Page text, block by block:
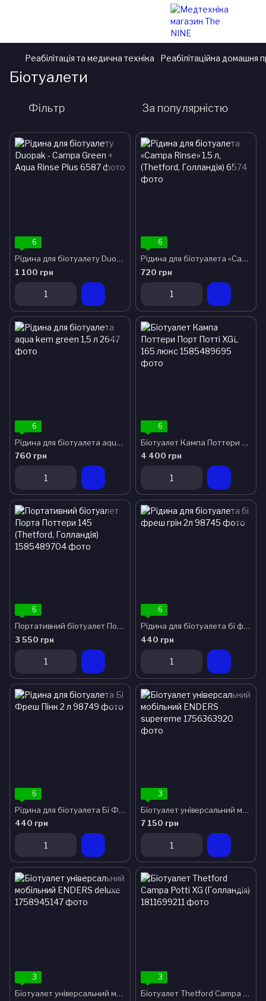
Реабілітація та медична техніка Реабілітаційна домашня
Біотуалети
Фільтр За популярністю
6
Рідина для біотуалету Duopak - Campa Green + Aqua Rinse Plus
1 100 грн
6
Рідина для біотуалета «Campa Rinse» 1.5 л, (Thetford, Голландія)
720 грн
6
Рідина для біотуалета aqua kem green 1,5 л
760 грн
6
Біотуалет Кампа Поттери Порт Потті XGL 165 люкс
4 400 грн
6
Портативний біотуалет Порта Поттери 145 (Thetford, Голландія)
3 550 грн
6
Рідина для біотуалета бі фреш грін 2л
440 грн
6
Рідина для біотуалета Бі Фреш Пінк 2 л
440 грн
3
Біотуалет універсальний мобільний ENDERS supereme
7 150 грн
3
Біотуалет універсальний мобільний ENDERS deluxe
3
Біотуалет Thetford Campa Potti XG (Голландія)